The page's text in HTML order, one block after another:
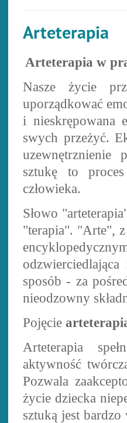
Arteterapia
Arteterapia w
Nasze życie
uporządkować
i nieskrępowana
swych przeżyć.
uzewnętrznienie
sztukę to
człowieka.
Słowo
"terapia". "Arte",
sposób - za
nieodzowny
Pojęcie
Arteterapia
aktywność
Pozwala
życie dziecka
sztuką jest